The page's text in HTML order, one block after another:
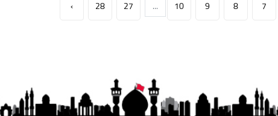
7
8
9
10
...
27
28
›